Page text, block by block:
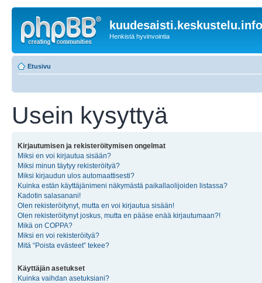
kuudesaisti.keskustelu.info
Henkistä hyvinvointia
Etusivu
Usein kysyttyä
Kirjautumisen ja rekisteröitymisen ongelmat
Miksi en voi kirjautua sisään?
Miksi minun täytyy rekisteröityä?
Miksi kirjaudun ulos automaattisesti?
Kuinka estän käyttäjänimeni näkymästä paikallaolijoiden listassa?
Kadotin salasanani!
Olen rekisteröitynyt, mutta en voi kirjautua sisään!
Olen rekisteröitynyt joskus, mutta en pääse enää kirjautumaan?!
Mikä on COPPA?
Miksi en voi rekisteröityä?
Mitä “Poista evästeet” tekee?
Käyttäjän asetukset
Kuinka vaihdan asetuksiani?